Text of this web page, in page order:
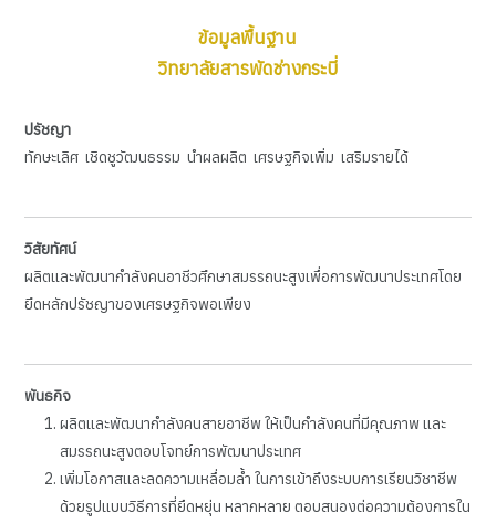
ข้อมูลพื้นฐาน
วิทยาลัยสารพัดช่างกระบี่
ปรัชญา
ทักษะเลิศ เชิดชูวัฒนธรรม นำผลผลิต เศรษฐกิจเพิ่ม เสริมรายได้
วิสัยทัศน์
ผลิตและพัฒนากำลังคนอาชีวศึกษาสมรรถนะสูงเพื่อการพัฒนาประเทศโดย
ยึดหลักปรัชญาของเศรษฐกิจพอเพียง
พันธกิจ
ผลิตและพัฒนากำลังคนสายอาชีพ ให้เป็นกำลังคนที่มีคุณภาพ และ
สมรรถนะสูงตอบโจทย์การพัฒนาประเทศ
เพิ่มโอกาสและลดความเหลื่อมล้ำ ในการเข้าถึงระบบการเรียนวิชาชีพ
ด้วยรูปแบบวิธีการที่ยืดหยุ่น หลากหลาย ตอบสนองต่อความต้องการใน